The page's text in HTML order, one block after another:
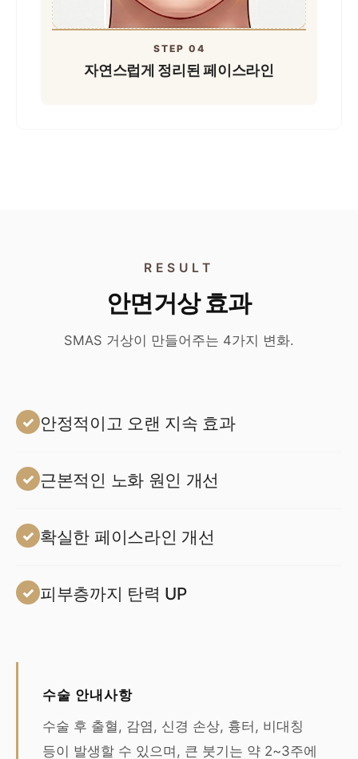
STEP 04
자연스럽게 정리된페이스라인
RESULT
안면거상 효과
SMAS 거상이 만들어주는 4가지 변화.
안정적이고 오랜 지속 효과
근본적인 노화 원인 개선
확실한 페이스라인 개선
피부층까지 탄력 UP
수술 안내사항
수술 후 출혈, 감염, 신경 손상, 흉터, 비대칭
등이 발생할 수 있으며, 큰 붓기는 약 2~3주에